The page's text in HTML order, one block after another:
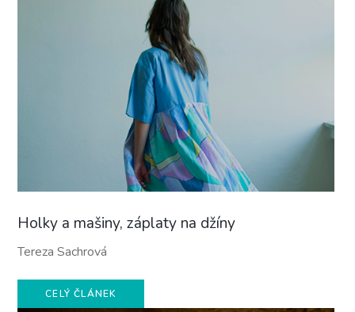
Holky a mašiny, záplaty na džíny
Tereza Sachrová
CELÝ ČLÁNEK